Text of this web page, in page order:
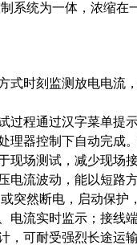
系统为一体，浓缩在
式时刻监测放电电流
过程通过汉字菜单提
理器控制下自动完成
现场测试，减少现场接
电流波动，能以短路
突然断电，启动保护
电流实时监示；接线
，可耐受强烈长途运